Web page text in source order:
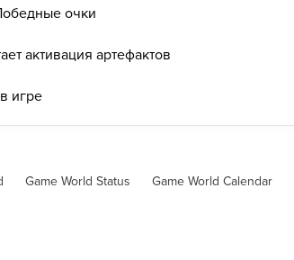
очки
активация артефактов
игре
Game World Status Game World Calendar